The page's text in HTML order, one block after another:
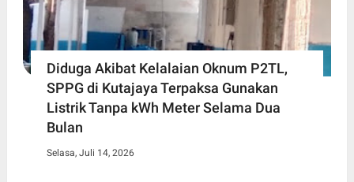
Diduga Akibat Kelalaian Oknum P2TL,
SPPG di Kutajaya Terpaksa Gunakan
Listrik Tanpa kWh Meter Selama Dua
Bulan
Selasa, Juli 14, 2026